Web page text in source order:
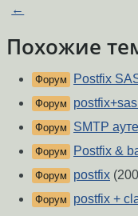
←
Похожие
Форум Postfix
Форум
Форум SMTP
Форум Postfix &
Форум postfix
Форум postfix +